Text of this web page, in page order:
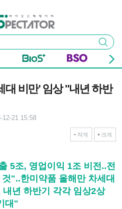
테이터
검색
대 비만' 임상 "내년 하반
12-21 15:58
작게 크게
5조, 영업이익 1조 비전..전
"..한미약품 올해만 차세대
년 하반기 각각 임상2상
대"